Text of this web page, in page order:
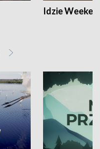
Idzie